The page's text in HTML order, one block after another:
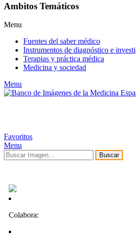
Ambitos Temáticos
Menu
Fuentes del saber médico
Instrumentos de diagnóstico e
Terapias y práctica médica
Medicina y sociedad
Menu
Favoritos
Menu
Buscar
Colabora: